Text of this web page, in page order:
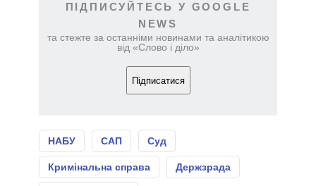
ПІДПИСУЙТЕСЬ У GOOGLE
NEWS
та стежте за останніми новинами та аналітикою
від «Слово і діло»
Підписатися
НАБУ САП Суд
Кримінальна справа Держзрада